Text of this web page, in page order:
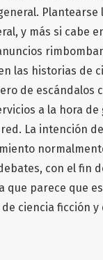
Plantearse
y más si cabe
las historias de
de escándalos
a la hora
La intención
con el fin
que parece que
ciencia ficción